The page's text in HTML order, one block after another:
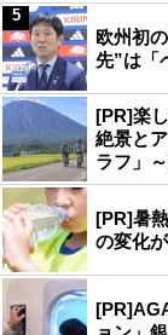
欧州初
先”は「
5
[PR]楽
絶景と
ラフ」
[PR]暑
の変化